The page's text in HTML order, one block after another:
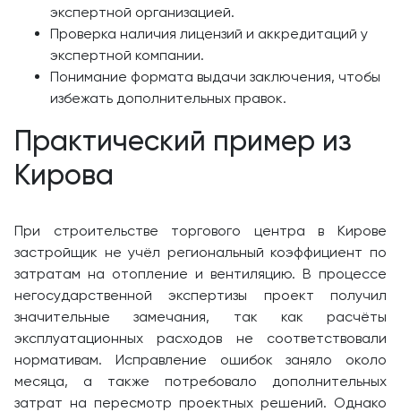
экспертной организацией.
Проверка наличия лицензий и аккредитаций у
экспертной компании.
Понимание формата выдачи заключения, чтобы
избежать дополнительных правок.
Практический пример из
Кирова
При строительстве торгового центра в Кирове
застройщик не учёл региональный коэффициент по
затратам на отопление и вентиляцию. В процессе
негосударственной экспертизы проект получил
значительные замечания, так как расчёты
эксплуатационных расходов не соответствовали
нормативам. Исправление ошибок заняло около
месяца, а также потребовало дополнительных
затрат на пересмотр проектных решений. Однако